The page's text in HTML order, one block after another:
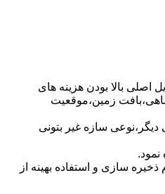
اصلی بالا بودن هزینه های
زمین،موقعیت
سازه غیر بتونی
سازی و استفاده بهینه از